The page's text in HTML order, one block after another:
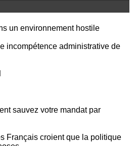
un environnement hostile
incompétence administrative de
sauvez votre mandat par
Français croient que la politique